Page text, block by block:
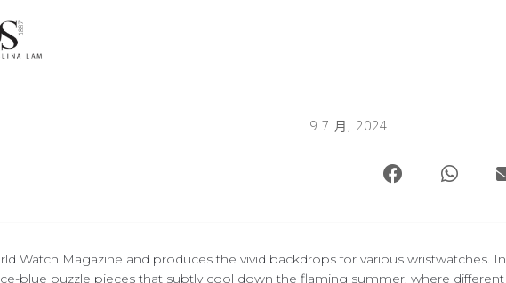
9 7 月, 2024
Watch Magazine and produces the vivid backdrops for various wristwatches. In
blue puzzle pieces that subtly cool down the flaming summer, where different